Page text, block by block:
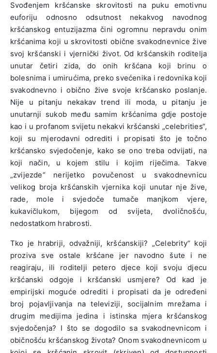
Svođenjem kršćanske skrovitosti na puku emotivnu
euforiju odnosno odsutnost nekakvog navodnog
kršćanskog entuzijazma čini ogromnu nepravdu onim
kršćanima koji u skrovitosti obične svakodnevnice žive
svoj kršćanski i vjernički život. Od kršćanskih roditelja
unutar četiri zida, do onih kršćana koji brinu o
bolesnima i umirućima, preko svećenika i redovnika koji
svakodnevno i obično žive svoje kršćansko poslanje.
Nije u pitanju nekakav trend ili moda, u pitanju je
unutarnji sukob među samim kršćanima gdje postoje
kao i u profanom svijetu nekakvi kršćanski „celebrities“,
koji su mjerodavni odrediti i propisati što je točno
kršćansko svjedočenje, kako se ono treba odvijati, na
koji način, u kojem stilu i kojim riječima. Takve
„zvijezde“ nerijetko povučenost u svakodnevnicu
velikog broja kršćanskih vjernika koji unutar nje žive,
rade, mole i svjedoče tumače manjkom vjere,
kukavičlukom, bijegom od svijeta, dvoličnošću,
nedostatkom hrabrosti.
Tko je hrabriji, odvažniji, kršćanskiji? „Celebrity“ koji
proziva sve ostale kršćane jer navodno šute i ne
reagiraju, ili roditelji petero djece koji svoju djecu
kršćanski odgoje i kršćanski usmjere? Od kad je
empirijski moguće odrediti i propisati da je određeni
broj pojavljivanja na televiziji, socijalnim mrežama i
drugim medijima jedina i istinska mjera kršćanskog
svjedočenja? I što se dogodilo sa svakodnevnicom i
običnošću kršćanskog života? Onom svakodnevnicom u